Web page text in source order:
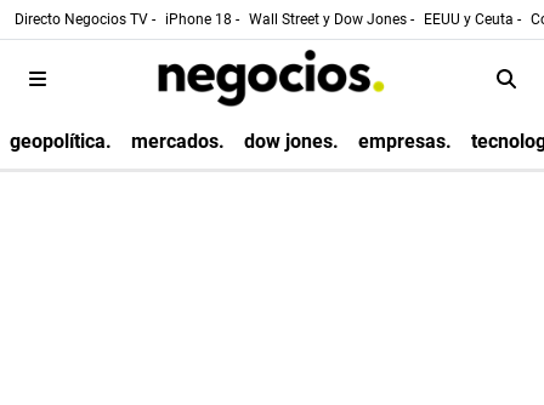
Directo Negocios TV - iPhone 18 - Wall Street y Dow Jones - EEUU y Ceuta -
geopolítica. mercados. dow jones. empresas.